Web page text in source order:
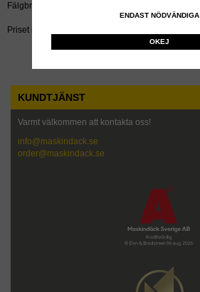
Fälgbredd tum: 7
Priset inkluderar återvinningsavgift!
KUNDTJÄNST
Varmt välkommen att kontakta oss!
info@maskindack.se
order@maskindack.se
ENDAST NÖDVÄNDIGA
OKEJ